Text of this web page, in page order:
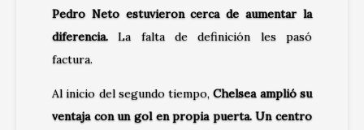
Pedro Neto estuvieron cerca de aumentar la
diferencia. La falta de definición les pasó
factura.
Al inicio del segundo tiempo,Chelsea amplió su
ventaja con un gol en propia puerta. Un centro